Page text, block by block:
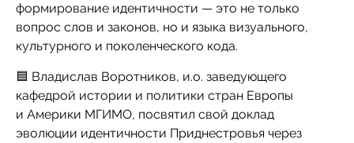
формирование идентичности — это не только
вопрос слов и законов, но и языка визуального,
культурного и поколенческого кода.
🟦 Владислав Воротников, и.о. заведующего
кафедрой истории и политики стран Европы
и Америки МГИМО, посвятил свой доклад
эволюции идентичности Приднестровья через